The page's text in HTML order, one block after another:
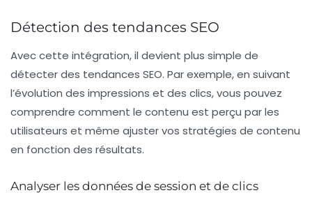
Détection des tendances SEO
Avec cette intégration, il devient plus simple de
détecter des tendances SEO. Par exemple, en suivant
l’évolution des impressions et des clics, vous pouvez
comprendre comment le contenu est perçu par les
utilisateurs et même ajuster vos stratégies de contenu
en fonction des résultats.
Analyser les données de session et de clics